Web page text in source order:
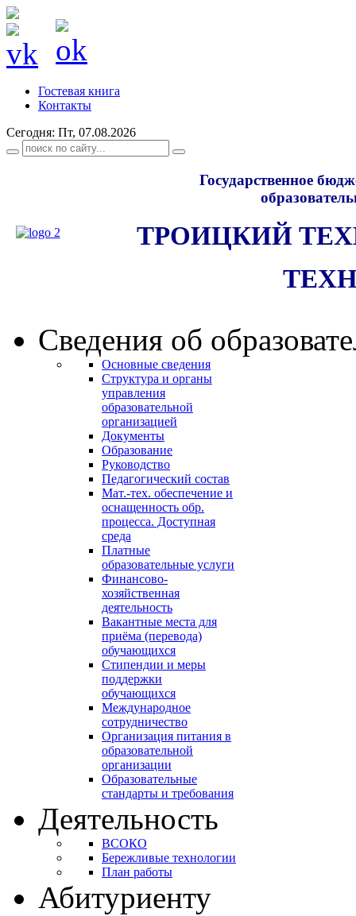
Гостевая книга
Контакты
Сегодня: Пт, 07.08.2026
Государственное
ТРОИЦКИЙ
Сведения об
Основные сведения
Структура и органы
управления
образовательной
организацией
Документы
Образование
Руководство
Педагогический состав
Мат.-тех. обеспечение и
оснащенность обр.
процесса. Доступная
среда
Платные
образовательные услуги
Финансово-
хозяйственная
деятельность
Вакантные места для
приёма (перевода)
обучающихся
Стипендии и меры
поддержки
обучающихся
Международное
сотрудничество
Организация питания в
образовательной
организации
Образовательные
стандарты и требования
Деятельность
ВСОКО
Бережливые технологии
План работы
Абитуриенту